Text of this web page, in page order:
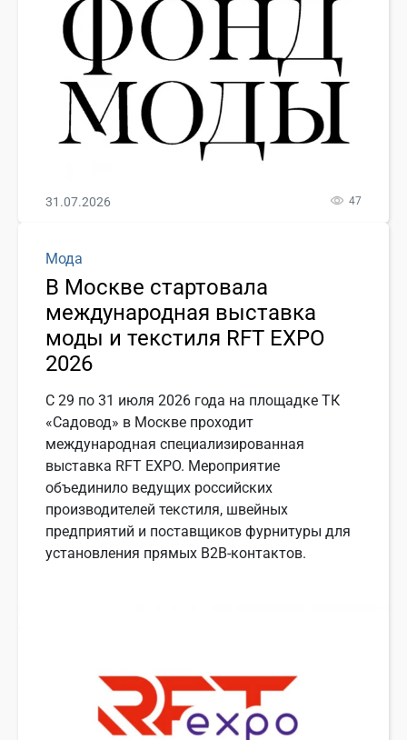
31.07.2026 47
Мода
В Москве стартовала
международная выставка
моды и текстиля RFT EXPO
2026
С 29 по 31 июля 2026 года на площадке ТК
«Садовод» в Москве проходит
международная специализированная
выставка RFT EXPO. Мероприятие
объединило ведущих российских
производителей текстиля, швейных
предприятий и поставщиков фурнитуры для
установления прямых B2B-контактов.